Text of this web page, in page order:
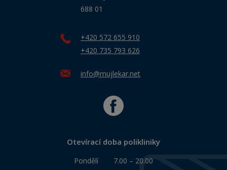
688 01
+420 572 655 910
+420 735 793 626
info@mujlekar.net
Otevírací doba polikliniky
Pondělí 7.00 – 20.00